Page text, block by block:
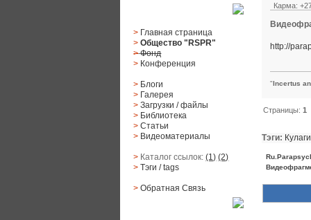
> Главная страница
> Общество "RSPR"
> Фонд
> Конференция
> Блоги
> Галерея
> Загрузки/файлы
> Библиотека
> Статьи
> Видеоматериалы
> Каталог ссылок:(1) (2)
> Тэги/ tags
> Обратная Cвязь
Карма:
http://
"Incertus
Страницы:1
Тэги: